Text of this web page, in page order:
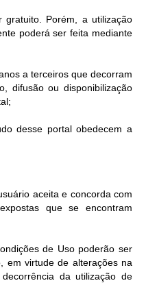
gratuito. Porém, a utilização
poderá ser feita mediante
a terceiros que decorram
difusão ou disponibilização
desse portal obedecem a
aceita e concorda com
que se encontram
de Uso poderão ser
em virtude de alterações na
da utilização de